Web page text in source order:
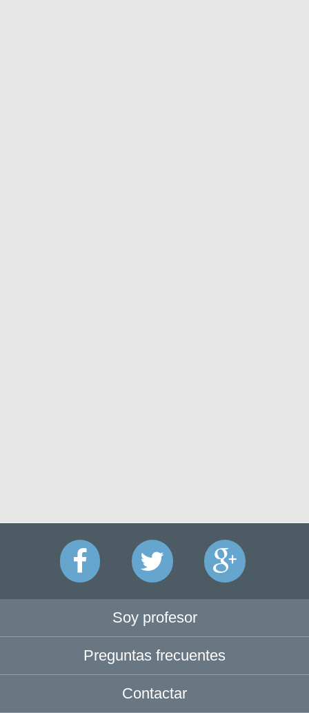
Soy profesor
Preguntas frecuentes
Contactar